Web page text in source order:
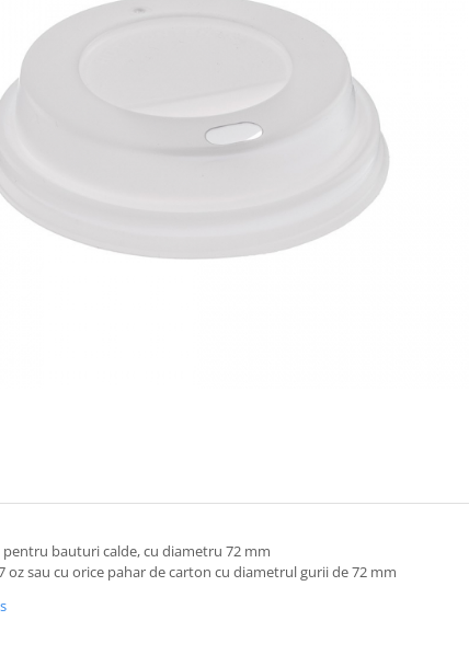
bauturi calde, cu diametru 72 mm
oz sau cu orice pahar de carton cu diametrul gurii de 72 mm